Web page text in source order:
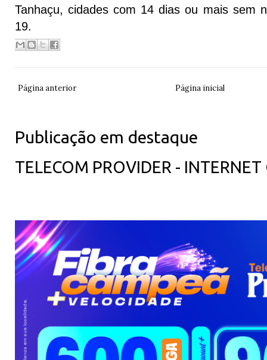
Tanhaçu, cidades com 14 dias ou mais sem
19.
Página anterior Página inicial
Publicação em destaque
TELECOM PROVIDER -